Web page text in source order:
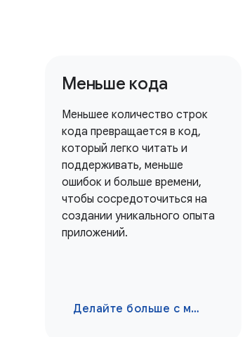
Меньше кода
Меньшее количество строк
кода превращается в код,
который легко читать и
поддерживать, меньше
ошибок и больше времени,
чтобы сосредоточиться на
создании уникального опыта
приложений.
Делайте больше с меньшими затратами